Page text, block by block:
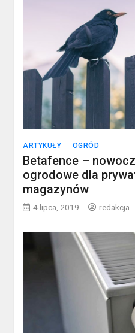
ARTYKUŁY OGRÓD
Betafence –
ogrodowe dla
magazynów
4 lipca, 2019 redakcja